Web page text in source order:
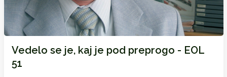
Vedelo se je, kaj je pod preprogo - EOL
51